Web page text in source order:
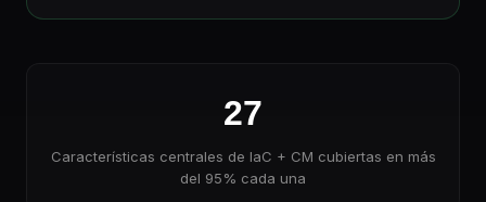
27
Características centrales de IaC + CM cubiertas en más
del 95% cada una